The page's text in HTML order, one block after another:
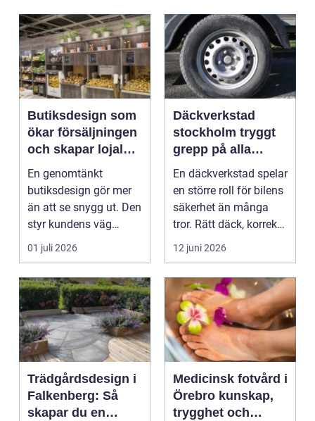
Butiksdesign som
ökar försäljningen
och skapar lojalare
kunder
En genomtänkt
butiksdesign gör mer
än att se snygg ut. Den
styr kundens väg
genom lokalen,
påverkar ...
01 juli 2026
Däckverkstad
stockholm tryggt
grepp på alla
vägar
En däckverkstad spelar
en större roll för bilens
säkerhet än många
tror. Rätt däck, korrekt
monterin...
12 juni 2026
Trädgårdsdesign i
Falkenberg: Så
skapar du en
Medicinsk fotvård i
Örebro kunskap,
trygghet och